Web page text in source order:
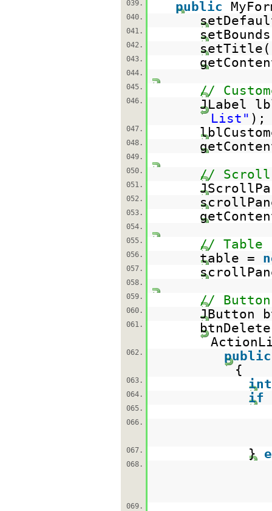
039. public
040.
041.
042. setTitle(
043.
044.
045.
//
046.
JLabel
List" );
047.
048.
049.
050.
//
051.
052.
053.
054.
055.
// Table
056. table =
057.
058.
059.
//
060. JButton
061.
062.
public
{
063. int
064. if
065.
066.
067. }
068.
069.